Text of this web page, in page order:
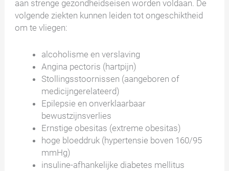
aan strenge gezondheidseisen worden voldaan. De
volgende ziekten kunnen leiden tot ongeschiktheid
om te vliegen:
alcoholisme en verslaving
Angina pectoris (hartpijn)
Stollingsstoornissen (aangeboren of
medicijngerelateerd)
Epilepsie en onverklaarbaar
bewustzijnsverlies
Ernstige obesitas (extreme obesitas)
hoge bloeddruk (hypertensie boven 160/95
mmHg)
insuline-afhankelijke diabetes mellitus